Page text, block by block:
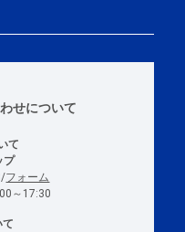
せについて
て
プ
フォーム
～17:30
て